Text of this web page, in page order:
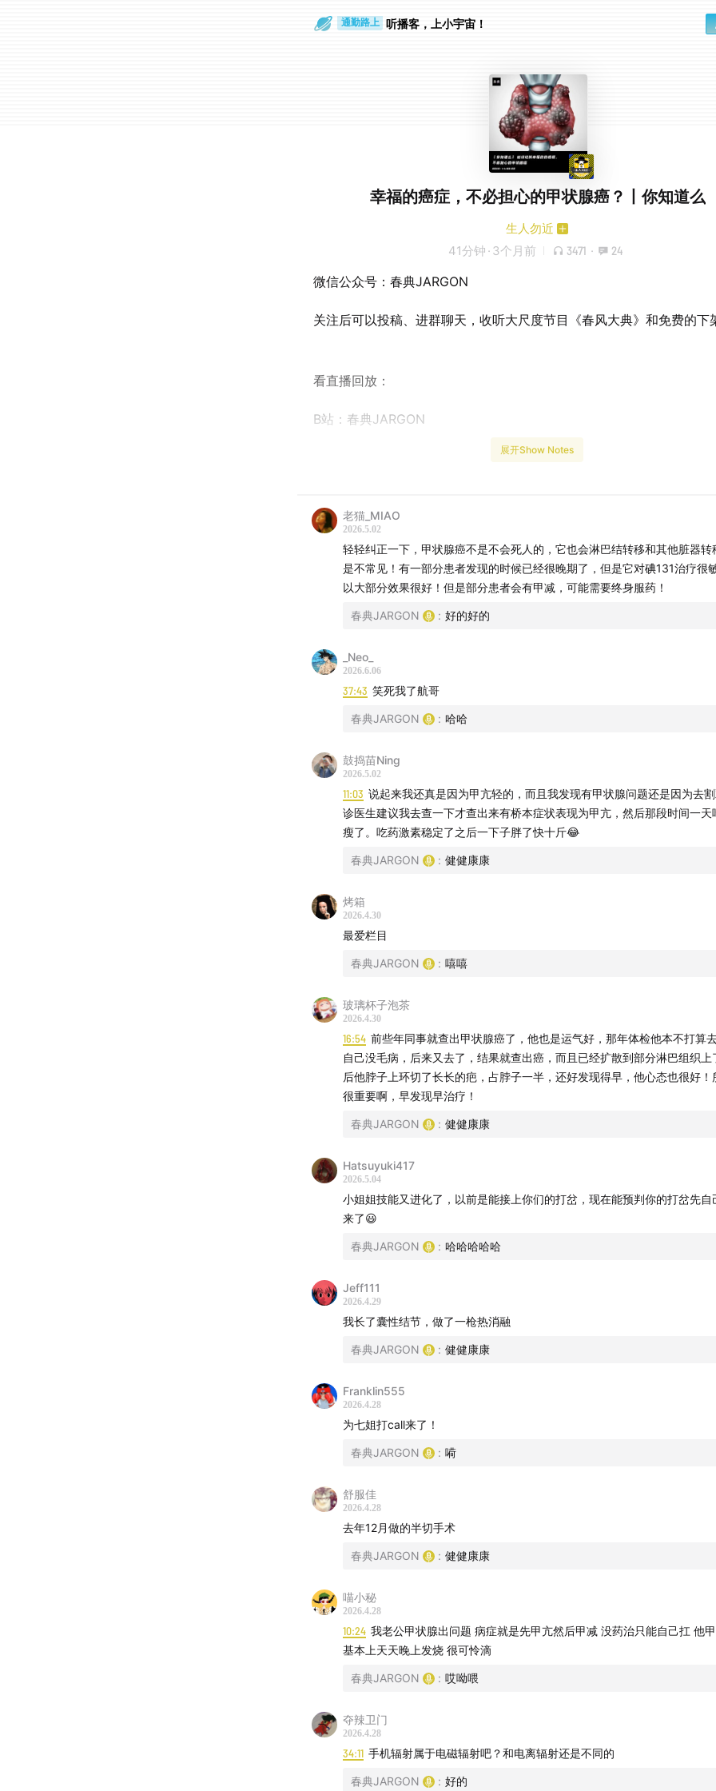
通勤路上 听播客，上小宇宙！
幸福的癌症，不必担心的甲状腺癌？丨你知道么
生人勿近
41分钟 · 3个月前 3471 · 24
微信公众号：春典JARGON
关注后可以投稿、进群聊天，收听大尺度节目《春风大典》和免费的下
看直播回放：
B站：春典JARGON
小红书：春典JARGON
展开Show Notes
老猫_MIAO
2026.5.02
轻轻纠正一下，甲状腺癌不是不会死人的，它也会淋巴结转移和其他脏器转
是不常见！有一部分患者发现的时候已经很晚期了，但是它对碘131治疗很
以大部分效果很好！但是部分患者会有甲减，可能需要终身服药！
春典JARGON : 好的好的
_Neo_
2026.6.06
37:43 笑死我了航哥
春典JARGON : 哈哈
鼓捣苗Ning
2026.5.02
11:03 说起来我还真是因为甲亢轻的，而且我发现有甲状腺问题还是因为去
诊医生建议我去查一下才查出来有桥本症状表现为甲亢，然后那段时间一天
瘦了。吃药激素稳定了之后一下子胖了快十斤😂
春典JARGON : 健健康康
烤箱
2026.4.30
最爱栏目
春典JARGON : 嘻嘻
玻璃杯子泡茶
2026.4.30
16:54 前些年同事就查出甲状腺癌了，他也是运气好，那年体检他本不打算
自己没毛病，后来又去了，结果就查出癌，而且已经扩散到部分淋巴组织上
后他脖子上环切了长长的疤，占脖子一半，还好发现得早，他心态也很好！
很重要啊，早发现早治疗！
春典JARGON : 健健康康
Hatsuyuki417
2026.5.04
小姐姐技能又进化了，以前是能接上你们的打岔，现在能预判你的打岔先自
来了😃
春典JARGON : 哈哈哈哈哈
Jeff111
2026.4.29
我长了囊性结节，做了一枪热消融
春典JARGON : 健健康康
Franklin555
2026.4.28
为七姐打call来了！
春典JARGON : 嗬
舒服佳
2026.4.28
去年12月做的半切手术
春典JARGON : 健健康康
喵小秘
2026.4.28
10:24 我老公甲状腺出问题 病症就是先甲亢然后甲减 没药治只能自己扛 他
基本上天天晚上发烧 很可怜滴
春典JARGON : 哎呦喂
夺辣卫门
2026.4.28
34:11 手机辐射属于电磁辐射吧？和电离辐射还是不同的
春典JARGON : 好的